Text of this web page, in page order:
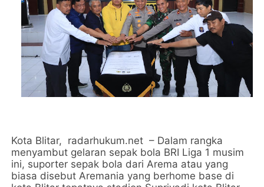
Kota Blitar, radarhukum.net – Dalam rangka
menyambut gelaran sepak bola BRI Liga 1 musim
ini, suporter sepak bola dari Arema atau yang
biasa disebut Aremania yang berhome base di